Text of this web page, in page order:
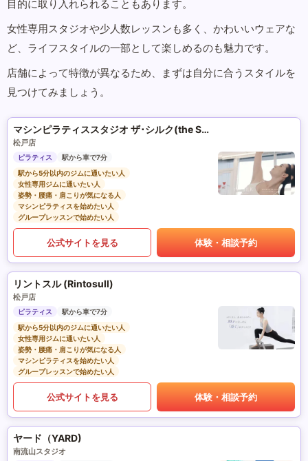
目的に取り入れられることもあります。
女性専用スタジオや少人数レッスンも多く、かわいいウェアな
ど、ライフスタイルの一部として楽しめるのも魅力です。
店舗によって特徴が異なるため、まずは自分に合うスタイルを
見つけてみましょう。
マシンピラティススタジオ ザ･シルク(the SILK)
松戸店
ピラティス
駅から車で7分
駅から5分以内のジムに通いたい人
女性専用ジムに通いたい人
姿勢・腰痛・肩こりが気になる人
マシンピラティスを始めたい人
グループレッスンで始めたい人
公式サイトを見る 体験・相談予約
リントスル (Rintosull)
松戸店
ピラティス
駅から車で7分
駅から5分以内のジムに通いたい人
女性専用ジムに通いたい人
姿勢・腰痛・肩こりが気になる人
マシンピラティスを始めたい人
グループレッスンで始めたい人
公式サイトを見る 体験・相談予約
ヤード（YARD)
南流山スタジオ